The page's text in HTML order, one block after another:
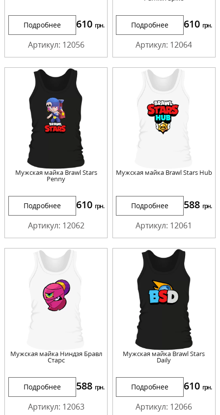
Подробнее 610 грн.
Артикул: 12056
Подробнее 610 грн.
Артикул: 12064
Мужская майка Brawl Stars
Penny
Подробнее 610 грн.
Артикул: 12062
Мужская майка Brawl Stars Hub
Подробнее 588 грн.
Артикул: 12061
Мужская майка Ниндзя Бравл
Старс
Подробнее 588 грн.
Артикул: 12063
Мужская майка Brawl Stars
Daily
Подробнее 610 грн.
Артикул: 12066